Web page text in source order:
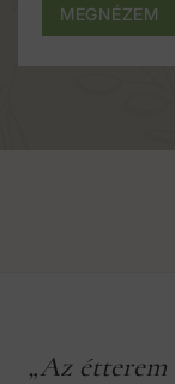
MEGNÉZEM
„Az étterem